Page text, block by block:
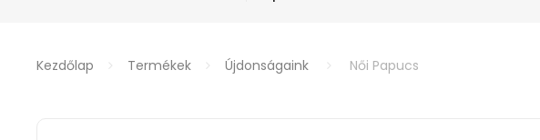
Kezdőlap Termékek Újdonságaink Női Papucs